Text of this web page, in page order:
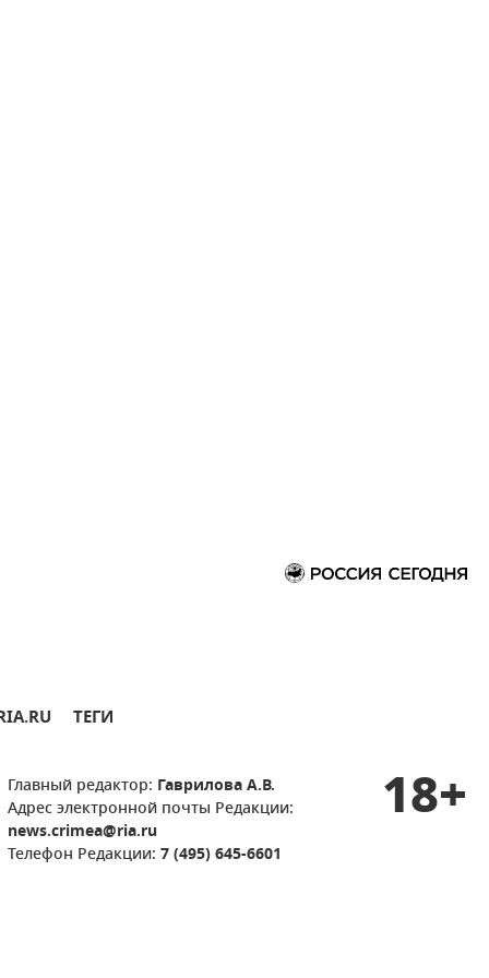
ТЕГИ
Главный редактор: Гаврилова А.В.
Адрес электронной почты Редакции:
news.crimea@ria.ru
Телефон Редакции: 7 (495) 645-6601
18+